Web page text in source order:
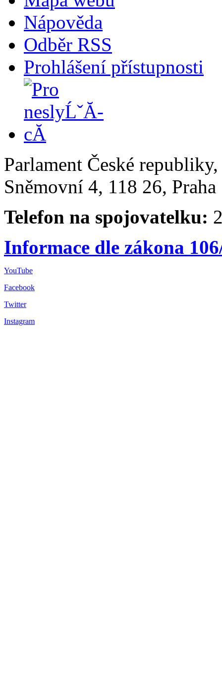
Nápověda
Odběr RSS
Prohlášení přístupnosti
Parlament České
Sněmovní 4, 118 26,
Telefon na spojovatelku:
Informace dle zákona
YouTube
Facebook
Twitter
Instagram